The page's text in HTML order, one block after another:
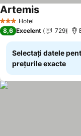
3 SteleHotel
Artemis
8,6 Excelent 729
Selectați datele
prețurile exacte